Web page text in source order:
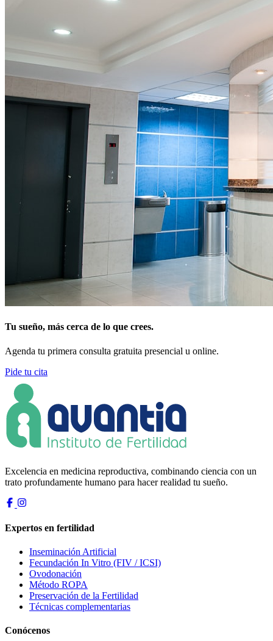
Tu sueño, más cerca de lo que crees.
Agenda tu primera consulta gratuita presencial u online.
Pide tu cita
Excelencia en medicina reproductiva, combinando ciencia con un
trato profundamente humano para hacer realidad tu sueño.
Expertos en fertilidad
Inseminación Artificial
Fecundación In Vitro (FIV / ICSI)
Ovodonación
Método ROPA
Preservación de la Fertilidad
Técnicas complementarias
Conócenos